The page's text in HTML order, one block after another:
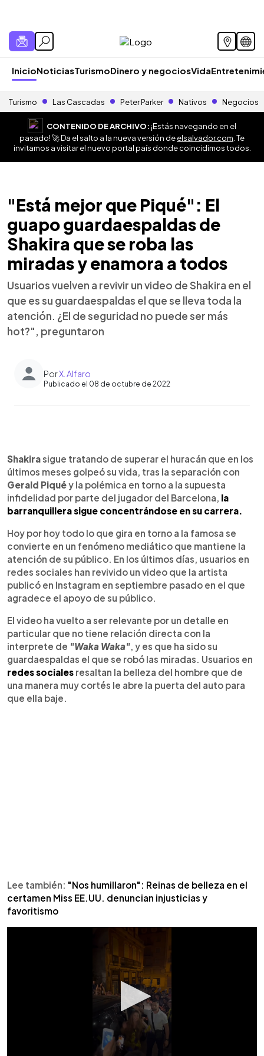
InicioNoticiasTurismoDinero y negociosVida
Turismo Las Cascadas Peter Parker Nativos Negocios
CONTENIDO DE ARCHIVO:¡Estás navegando en el
pasado! 🚀 Da el salto a la nueva versión deelsalvador.com . Te
invitamos a visitar el nuevo portal país donde coincidimos todos.
"Está mejor que Piqué": El
guapo guardaespaldas de
Shakira que se roba las
miradas y enamora a todos
Usuarios vuelven a revivir un video de Shakira en el
que es su guardaespaldas el que se lleva toda la
atención. ¿El de seguridad no puede ser más
hot?", preguntaron
PorX. Alfaro
Publicado el 08 de octubre de 2022
Escuchar artículo
Shakirasigue tratando de superar el huracán que en los
últimos meses golpeó su vida, tras la separación con
Gerald Piquéy la polémica en torno a la supuesta
infidelidad por parte del jugador del Barcelona, la
barranquillera sigue concentrándose en su carrera.
Hoy por hoy todo lo que gira en torno a la famosa se
convierte en un fenómeno mediático que mantiene la
atención de su público. En los últimos días, usuarios en
redes sociales han revivido un video que la artista
publicó en Instagram en septiembre pasado en el que
agradece el apoyo de su público.
El video ha vuelto a ser relevante por un detalle en
particular que no tiene relación directa con la
interprete de "Waka Waka", y es que ha sido su
guardaespaldas el que se robó las miradas. Usuarios en
redes sociales resaltan la belleza del hombre que de
una manera muy cortés le abre la puerta del auto para
que ella baje.
Lee también: "Nos humillaron": Reinas de belleza en el
certamen Miss EE.UU. denuncian injusticias y
favoritismo